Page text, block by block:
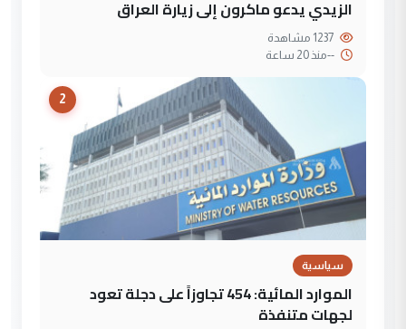
الزيدي يدعو ماكرون إلى زيارة العراق
--منذ 20 ساعة
2
سياسية
الموارد المائية: 454 تجاوزاً على دجلة تعود
لجهات متنفذة